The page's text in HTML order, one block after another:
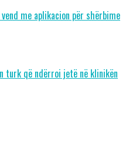
me aplikacion për shërbime
turk që ndërroi jetë në klinikën